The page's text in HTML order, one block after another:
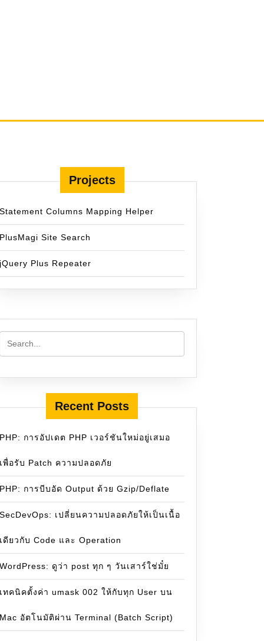
Projects
Statement Columns Mapping Helper
PlusMagi Site Search
jQuery Plus Repeater
Recent Posts
PHP: การอัปเดต PHP เวอร์ชันใหม่อยู่เสมอ
เพื่อรับ Patch ความปลอดภัย
PHP: การบีบอัด Output ด้วย Gzip/Deflate
SecDevOps: เปลี่ยนความปลอดภัยให้เป็นเนื้อ
เดียวกับ Code และ Operation
WordPress: ดูว่า post ทุก ๆ วันเสาร์ใช่มั๋ย
เทคนิคตั้งค่า umask 002 ให้กับทุก User บน
Mac อัตโนมัติผ่าน Terminal (Batch Script)